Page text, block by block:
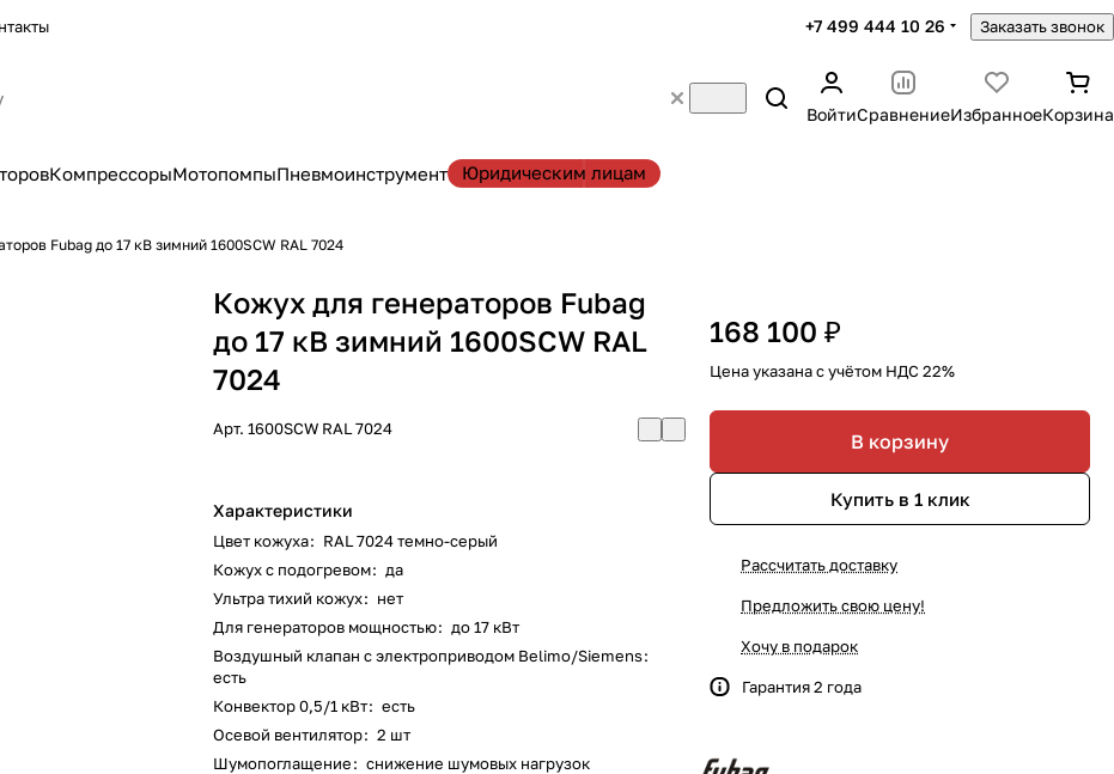
+7 499 444 10 26 Заказать звонок
ВойтиСравнениеИзбранноеКорзина
КомпрессорыМотопомпыПневмоинструмент Юридическим лицам
Fubag до 17 кВ зимний 1600SCW RAL 7024
Кожух для генераторов Fubag
до 17 кВ зимний 1600SCW RAL
7024
Арт.1600SCW RAL 7024
Характеристики
Цвет кожуха: RAL 7024 темно-серый
Кожух с подогревом: да
Ультра тихий кожух: нет
Для генераторов мощностью: до 17 кВт
Воздушный клапан с электроприводом Belimo/Siemens:
есть
Конвектор 0,5/1 кВт: есть
Осевой вентилятор: 2 шт
Шумопоглащение: снижение шумовых нагрузок
168 100 ₽
Цена указана с учётом НДС 22%
В корзину
Купить в 1 клик
Рассчитать доставку
Предложить свою цену!
Хочу в подарок
Гарантия 2 года